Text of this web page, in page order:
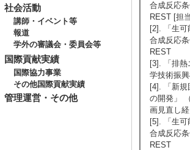
社会活動
講師・イベント等
報道
学外の審議会・委員会等
国際貢献実績
国際協力事業
その他国際貢献実績
管理運営・その他
合成反応
REST [担
[2]. 「生
合成反応
REST
[3]. 「排
学技術振
[4]. 「新規
の開発」
画見直し
[5]. 「生
合成反応
REST